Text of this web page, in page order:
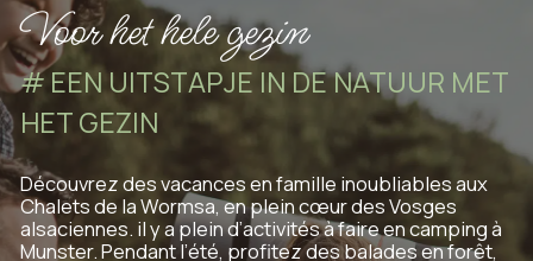
Voor het hele gezin
EEN UITSTAPJE IN DE NATUUR MET
HET GEZIN
Découvrez des vacances en famille inoubliables aux
Chalets de la Wormsa, en plein cœur des Vosges
alsaciennes. il y a plein d’activités à faire en camping à
Munster. Pendant l’été, profitez des balades en forêt,